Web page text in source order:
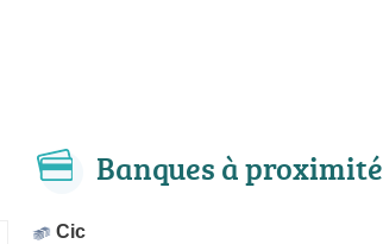
Banques à proximité
Cic